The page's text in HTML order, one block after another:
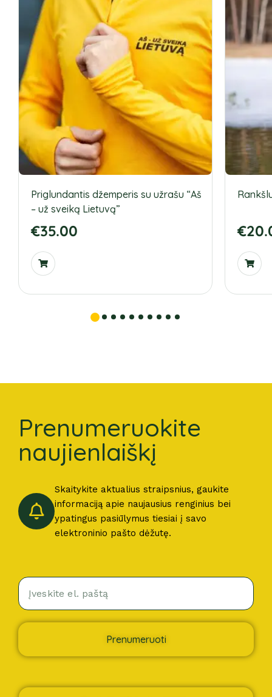
Priglundantis džemperis su užrašu “Aš
– už sveiką Lietuvą”
€35.00 €
Prenumeruokite
naujienlaiškį
Skaitykite aktualius straipsnius, gaukite
informaciją apie naujausius renginius bei
ypatingus pasiūlymus tiesiai į savo
elektroninio pašto dėžutę.
Prenumeruoti